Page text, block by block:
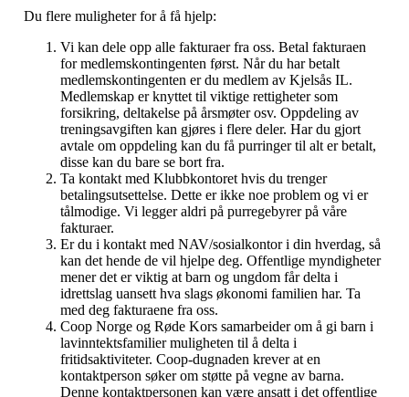
Du flere muligheter for å få hjelp:
Vi kan dele opp alle fakturaer fra oss. Betal fakturaen
for medlemskontingenten først. Når du har betalt
medlemskontingenten er du medlem av Kjelsås IL.
Medlemskap er knyttet til viktige rettigheter som
forsikring, deltakelse på årsmøter osv. Oppdeling av
treningsavgiften kan gjøres i flere deler. Har du gjort
avtale om oppdeling kan du få purringer til alt er betalt,
disse kan du bare se bort fra.
Ta kontakt med Klubbkontoret hvis du trenger
betalingsutsettelse. Dette er ikke noe problem og vi er
tålmodige. Vi legger aldri på purregebyrer på våre
fakturaer.
Er du i kontakt med NAV/sosialkontor i din hverdag, så
kan det hende de vil hjelpe deg. Offentlige myndigheter
mener det er viktig at barn og ungdom får delta i
idrettslag uansett hva slags økonomi familien har. Ta
med deg fakturaene fra oss.
Coop Norge og Røde Kors samarbeider om å gi barn i
lavinntektsfamilier muligheten til å delta i
fritidsaktiviteter. Coop-dugnaden krever at en
kontaktperson søker om støtte på vegne av barna.
Denne kontaktpersonen kan være ansatt i det offentlige